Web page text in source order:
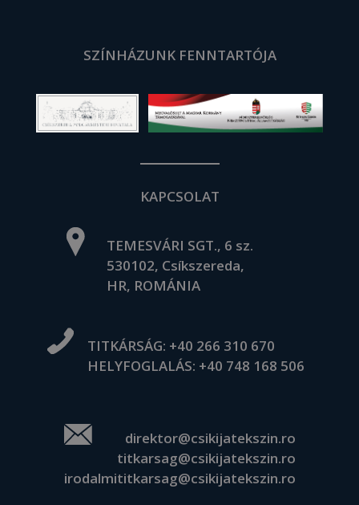
SZÍNHÁZUNK FENNTARTÓJA
KAPCSOLAT
TEMESVÁRI SGT., 6 sz.
530102, Csíkszereda,
HR, ROMÁNIA
TITKÁRSÁG: +40 266 310 670
HELYFOGLALÁS: +40 748 168 506
direktor@csikijatekszin.ro
titkarsag@csikijatekszin.ro
irodalmititkarsag@csikijatekszin.ro